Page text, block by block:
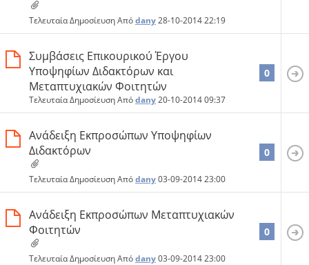
Τελευταία Δημοσίευση Απόdany28-10-201422:19
Συμβάσεις Επικουρικού Έργου
Υποψηφίων Διδακτόρων και
Μεταπτυχιακών Φοιτητών
Τελευταία Δημοσίευση Απόdany20-10-201409:37
0
Ανάδειξη Εκπροσώπων Υποψηφίων
Διδακτόρων
Τελευταία Δημοσίευση Απόdany03-09-201423:00
0
Ανάδειξη Εκπροσώπων Μεταπτυχιακών
Φοιτητών
Τελευταία Δημοσίευση Απόdany03-09-201423:00
0